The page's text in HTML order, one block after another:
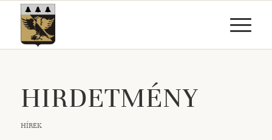
HIRDETMÉNY
HÍREK